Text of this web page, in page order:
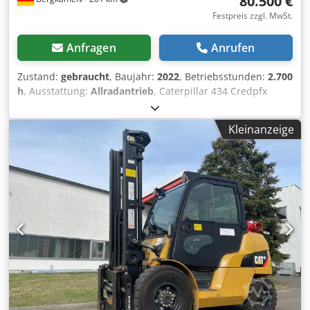
Festpreis zzgl. MwSt.
Anfragen Anrufen
Zustand: gebraucht, Baujahr: 2022, Betriebsstunden: 2.700
h, Ausstattung: Allradantrieb, Caterpillar 434 Credpfx
Agszr Tqwenef Baggerlader 2700 Stunden *
Modellnummer: 434 * Baujahr: 2022 * Betriebsgewicht:
9.520 kg * Top Zustand
Kleinanzeige